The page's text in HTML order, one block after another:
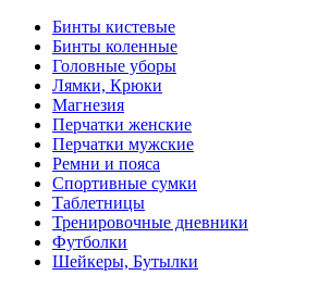
Бинты кистевые
Бинты коленные
Головные уборы
Лямки, Крюки
Магнезия
Перчатки женские
Перчатки мужские
Ремни и пояса
Спортивные сумки
Таблетницы
Тренировочные дневники
Футболки
Шейкеры, Бутылки